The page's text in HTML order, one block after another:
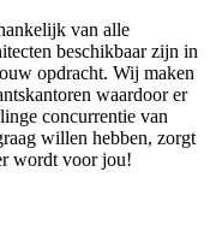
van alle
beschikbaar zijn in
opdracht. Wij maken
waardoor er
concurrentie van
willen hebben, zorgt
wordt voor jou!